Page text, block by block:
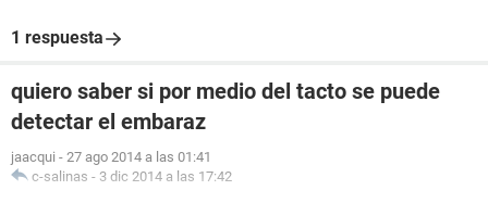
1 respuesta
quiero saber si por medio del tacto se puede
detectar el embaraz
jaacqui - 27 ago 2014 a las 01:41
c-salinas - 3 dic 2014 a las 17:42